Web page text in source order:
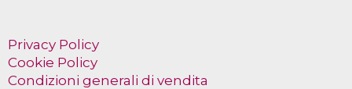
Privacy Policy
Cookie Policy
Condizioni generali di vendita